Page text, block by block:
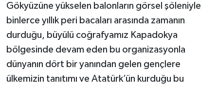
Gökyüzüne yükselen balonların görsel şöleniyle
binlerce yıllık peri bacaları arasında zamanın
durduğu, büyülü coğrafyamız Kapadokya
bölgesinde devam eden bu organizasyonla
dünyanın dört bir yanından gelen gençlere
ülkemizin tanıtımı ve Atatürk’ün kurduğu bu